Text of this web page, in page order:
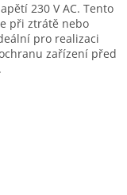
230 V AC. Tento
při ztrátě nebo
pro realizaci
zařízení před